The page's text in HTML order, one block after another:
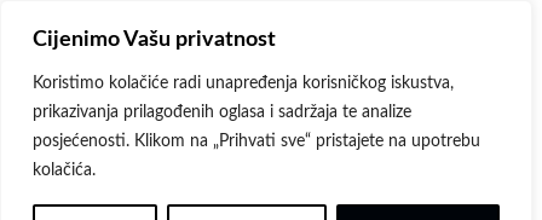
Cijenimo Vašu privatnost
Koristimo kolačiće radi unapređenja korisničkog iskustva,
prikazivanja prilagođenih oglasa i sadržaja te analize
posjećenosti. Klikom na „Prihvati sve“ pristajete na upotrebu
kolačića.
content
-20%
Dodaj